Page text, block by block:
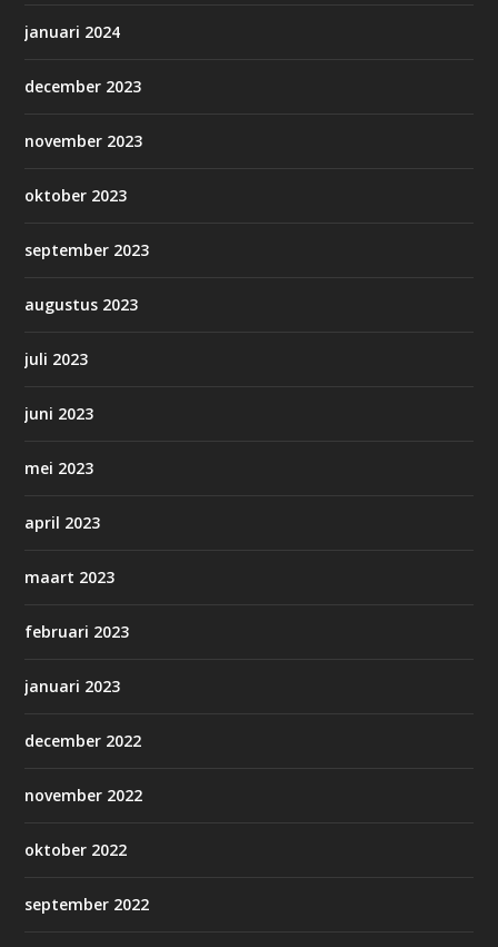
januari 2024
december 2023
november 2023
oktober 2023
september 2023
augustus 2023
juli 2023
juni 2023
mei 2023
april 2023
maart 2023
februari 2023
januari 2023
december 2022
november 2022
oktober 2022
september 2022